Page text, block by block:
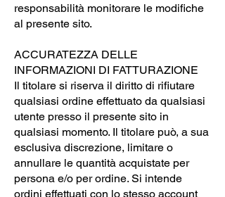
responsabilità monitorare le modifiche
al presente sito.
ACCURATEZZA DELLE
INFORMAZIONI DI FATTURAZIONE
Il titolare si riserva il diritto di rifiutare
qualsiasi ordine effettuato da qualsiasi
utente presso il presente sito in
qualsiasi momento. Il titolare può, a sua
esclusiva discrezione, limitare o
annullare le quantità acquistate per
persona e/o per ordine. Si intende
ordini effettuati con lo stesso account